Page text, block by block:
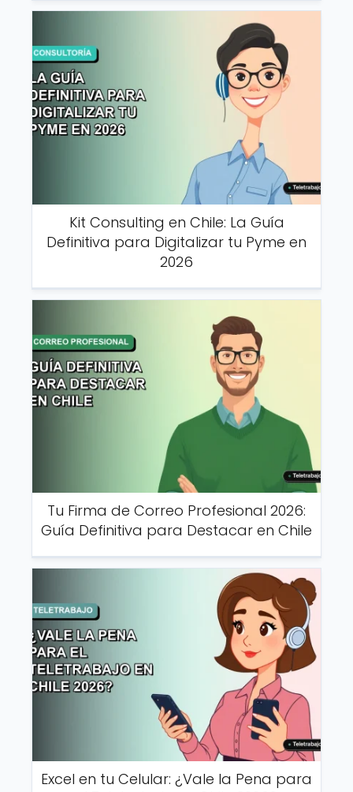
Kit Consulting en Chile: La Guía
Definitiva para Digitalizar tu Pyme en
2026
Tu Firma de Correo Profesional 2026:
Guía Definitiva para Destacar en Chile
Excel en tu Celular: ¿Vale la Pena para